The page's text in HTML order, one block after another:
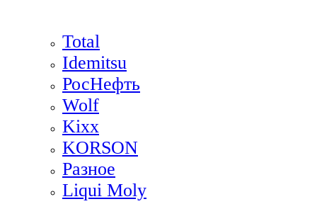
Total
Idemitsu
РосНефть
Wolf
Kixx
KORSON
Разное
Liqui Moly